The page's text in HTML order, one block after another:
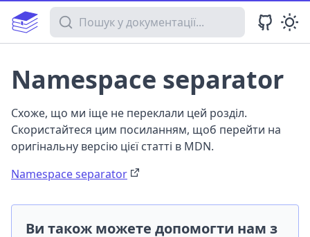
Пошук у документації
Namespace separator
Схоже, що ми іще не переклали цей розділ.
Скористайтеся цим посиланням, щоб перейти на
оригінальну версію цієї статті в MDN.
Namespace separator
Ви також можете допомогти нам з